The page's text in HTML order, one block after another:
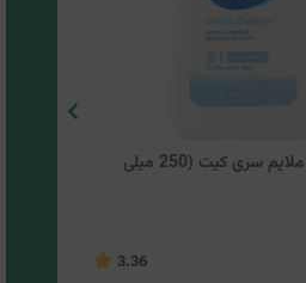
شوینده کرمی ملایم سری کیت (250 میلی
3.36